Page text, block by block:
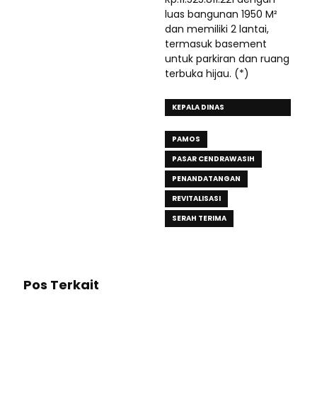
luas bangunan 1950 M²
dan memiliki 2 lantai,
termasuk basement
untuk parkiran dan ruang
terbuka hijau. (*)
KEPALA DINAS
PAMOS
PASAR CENDRAWASIH
PENANDATANGAN
REVITALISASI
SERAH TERIMA
Pos Terkait